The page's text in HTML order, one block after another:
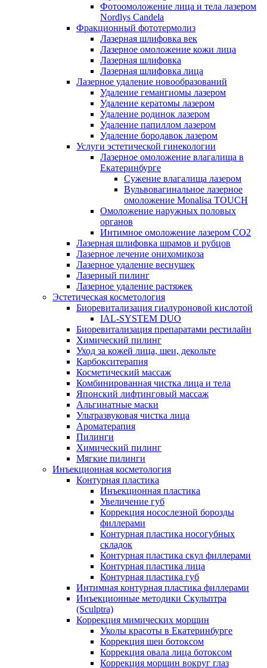
Фотоомоложение лица и тела лазером
Nordlys Candela
Фракционный фототермолиз
Лазерная шлифовка век
Лазерное омоложение кожи лица
Лазерная шлифовка
Лазерная шлифовка лица
Лазерное удаление новообразований
Удаление гемангиомы лазером
Удаление кератомы лазером
Удаление родинок лазером
Удаление папиллом лазером
Удаление бородавок лазером
Услуги эстетической гинекологии
Лазерное омоложение влагалища в
Екатеринбурге
Cужение влагалища лазером
Вульвовагинальное лазерное
омоложение Monalisa TOUCH
Омоложение наружных половых
органов
Интимное омоложение лазером СО2
Лазерная шлифовка шрамов и рубцов
Лазерное лечение онихомикоза
Лазерное удаление веснушек
Лазерный пилинг
Лазерное удаление растяжек
Эстетическая косметология
Биоревитализация гиалуроновой кислотой
IAL-SYSTEM DUO
Биоревитализация препаратами рестилайн
Химический пилинг
Уход за кожей лица, шеи, декольте
Карбокситерапия
Косметический массаж
Комбинированная чистка лица и тела
Японский лифтинговый массаж
Альгинатные маски
Ультразвуковая чистка лица
Ароматерапия
Пилинги
Химический пилинг
Мягкие пилинги
Инъекционная косметология
Контурная пластика
Инъекционная пластика
Увеличение губ
Коррекция носослезной борозды
филлерами
Контурная пластика носогубных
складок
Контурная пластика скул филлерами
Контурная пластика лица
Контурная пластика губ
Интимная контурная пластика филлерами
Инъекционные методики Скульптра
(Sculptra)
Коррекция мимических морщин
Уколы красоты в Екатеринбурге
Коррекция шеи ботоксом
Коррекция овала лица ботоксом
Коррекция морщин вокруг глаз